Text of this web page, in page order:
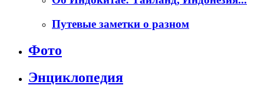
Путевые заметки о разном
Фото
Энциклопедия